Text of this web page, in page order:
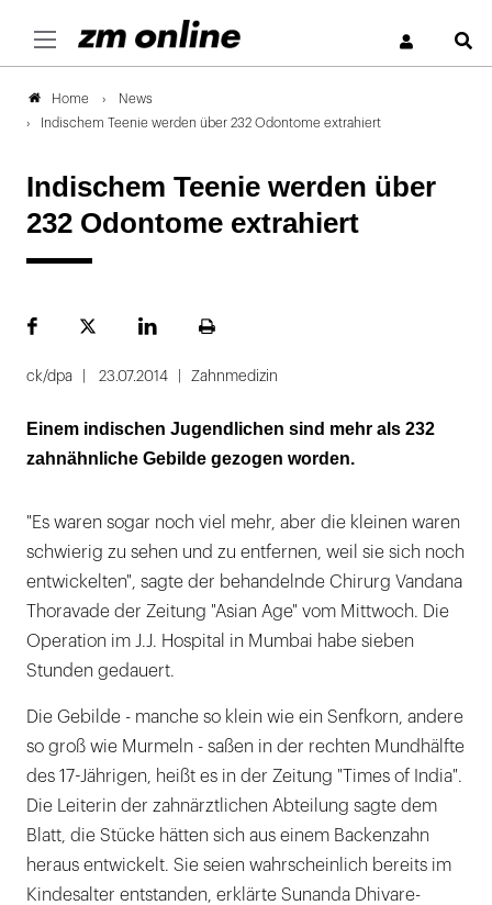
Home
News
Indischem Teenie werden über 232 Odontome extrahiert
Indischem Teenie werden über
232 Odontome extrahiert
FacebookPlattformLinekdInSeite
ck/dpa 23.07.2014 Zahnmedizin
Einem indischen Jugendlichen sind mehr als 232
zahnähnliche Gebilde gezogen worden.
"Es waren sogar noch viel mehr, aber die kleinen waren
schwierig zu sehen und zu entfernen, weil sie sich noch
entwickelten", sagte der behandelnde Chirurg Vandana
Thoravade der Zeitung "Asian Age" vom Mittwoch. Die
Operation im J.J. Hospital in Mumbai habe sieben
Stunden gedauert.
Die Gebilde - manche so klein wie ein Senfkorn, andere
so groß wie Murmeln - saßen in der rechten Mundhälfte
des 17-Jährigen, heißt es in der Zeitung "Times of India".
Die Leiterin der zahnärztlichen Abteilung sagte dem
Blatt, die Stücke hätten sich aus einem Backenzahn
heraus entwickelt. Sie seien wahrscheinlich bereits im
Kindesalter entstanden, erklärte Sunanda Dhivare-